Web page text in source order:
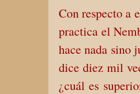
Con respecto a
practica el
hace nada sino
dice diez mil
¿cuál es